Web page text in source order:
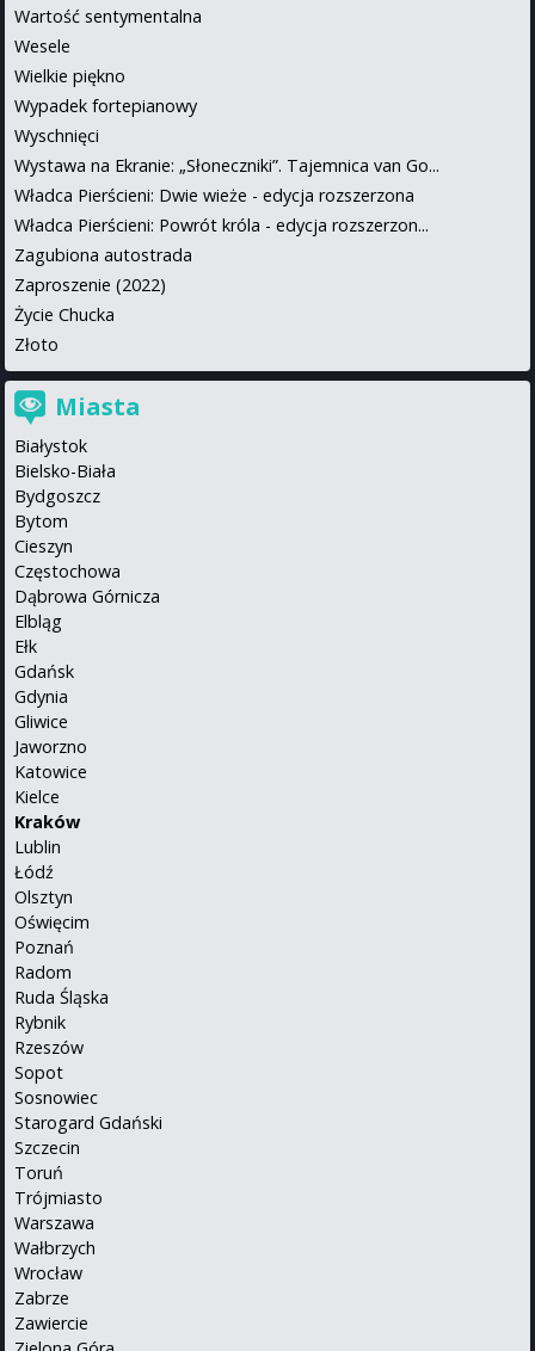
Wartość sentymentalna
Wesele
Wielkie piękno
Wypadek fortepianowy
Wyschnięci
Wystawa na Ekranie: „Słoneczniki”. Tajemnica van Go...
Władca Pierścieni: Dwie wieże - edycja rozszerzona
Władca Pierścieni: Powrót króla - edycja rozszerzon...
Zagubiona autostrada
Zaproszenie (2022)
Życie Chucka
Złoto
Miasta
Białystok
Bielsko-Biała
Bydgoszcz
Bytom
Cieszyn
Częstochowa
Dąbrowa Górnicza
Elbląg
Ełk
Gdańsk
Gdynia
Gliwice
Jaworzno
Katowice
Kielce
Kraków
Lublin
Łódź
Olsztyn
Oświęcim
Poznań
Radom
Ruda Śląska
Rybnik
Rzeszów
Sopot
Sosnowiec
Starogard Gdański
Szczecin
Toruń
Trójmiasto
Warszawa
Wałbrzych
Wrocław
Zabrze
Zawiercie